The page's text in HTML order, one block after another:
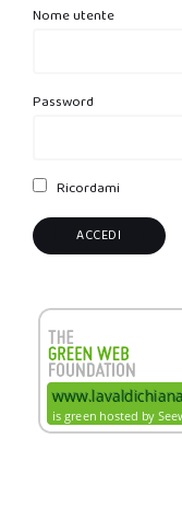
Nome utente
Password
Ricordami